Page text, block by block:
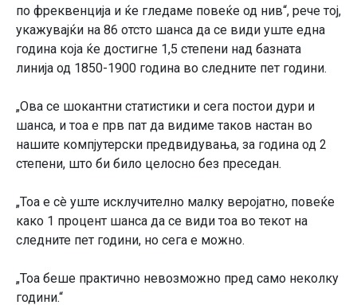
по фреквенција и ќе гледаме повеќе од нив“, рече тој,
укажувајќи на 86 отсто шанса да се види уште една
година која ќе достигне 1,5 степени над базната
линија од 1850-1900 година во следните пет години.
„Ова се шокантни статистики и сега постои дури и
шанса, и тоа е прв пат да видиме таков настан во
нашите компјутерски предвидувања, за година од 2
степени, што би било целосно без преседан.
„Тоа е сè уште исклучително малку веројатно, повеќе
како 1 процент шанса да се види тоа во текот на
следните пет години, но сега е можно.
„Тоа беше практично невозможно пред само неколку
години.“